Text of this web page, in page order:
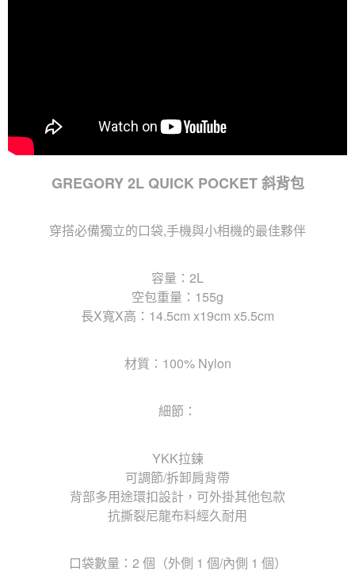
GREGORY 2L QUICK POCKET 斜背包
穿搭必備獨立的口袋,手機與小相機的最佳夥伴
容量：2L
空包重量：155g
長X寬X高：14.5cm x19cm x5.5cm
材質：100% Nylon
細節：
YKK拉鍊
可調節/拆卸肩背帶
背部多用途環扣設計，可外掛其他包款
抗撕裂尼龍布料經久耐用
口袋數量：2 個（外側 1 個/內側 1 個）